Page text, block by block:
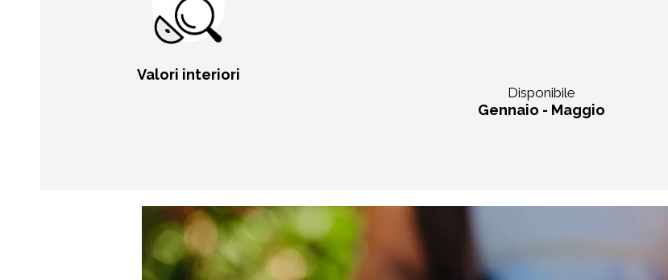
Disponibile
Gennaio - Maggio
Valori interiori